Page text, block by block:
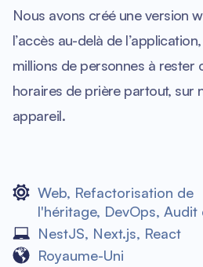
Nous avons créé une version
l’accès au-delà de
millions de personnes à rester
horaires de prière partout, sur
appareil.
Web, Refactorisation de
l'héritage, DevOps, Audit
NestJS, Next.js, React
Royaume-Uni